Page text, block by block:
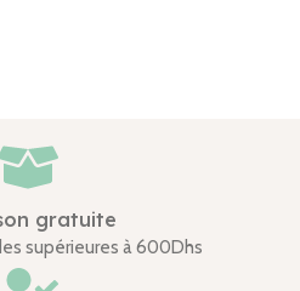
gratuite
supérieures à 600Dhs